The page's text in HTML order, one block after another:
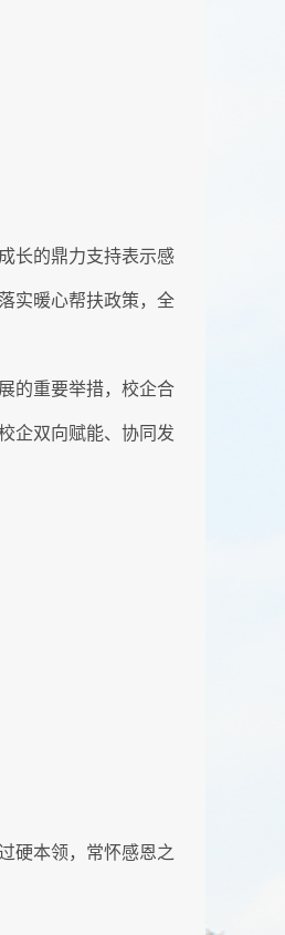
长的鼎力支持表示感
实暖心帮扶政策，全
的重要举措，校企合
企双向赋能、协同发
硬本领，常怀感恩之